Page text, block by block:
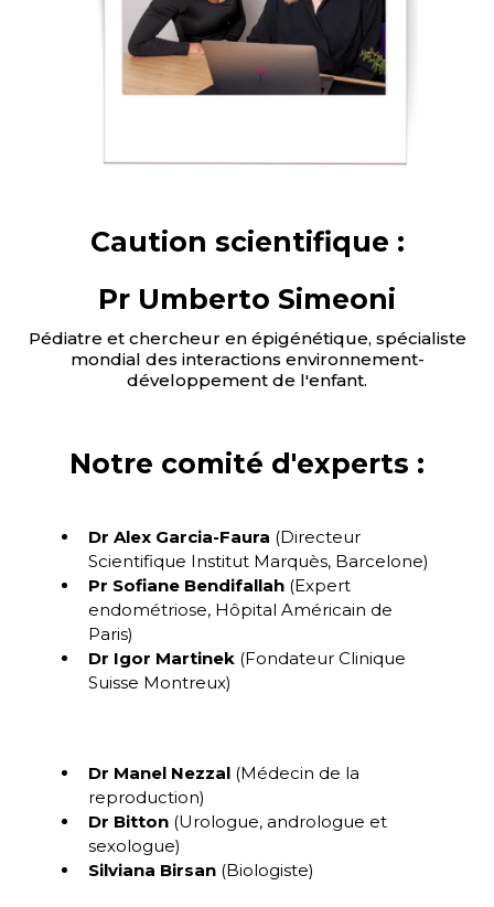
Caution scientifique :
Pr Umberto Simeoni
Pédiatre et chercheur en épigénétique, spécialiste
mondial des interactions environnement-
développement de l'enfant.
Notre comité d'experts :
Dr Alex Garcia-Faura (Directeur
Scientifique Institut Marquès, Barcelone)
Pr Sofiane Bendifallah (Expert
endométriose, Hôpital Américain de
Paris)
Dr Igor Martinek (Fondateur Clinique
Suisse Montreux)
Dr Manel Nezzal (Médecin de la
reproduction)
Dr Bitton (Urologue, andrologue et
sexologue)
Silviana Birsan (Biologiste)